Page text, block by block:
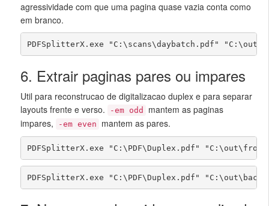
agressividade com que uma pagina quase vazia conta como
em branco.
PDFSplitterX.exe "C:\scans\daybatch.pdf"
6. Extrair paginas pares ou impares
Util para reconstrucao de digitalizacao duplex e para separar
layouts frente e verso.
-em odd
mantem as paginas
impares,
-em even mantem as pares.
PDFSplitterX.exe "C:\PDF\Duplex.pdf"
PDFSplitterX.exe "C:\PDF\Duplex.pdf"